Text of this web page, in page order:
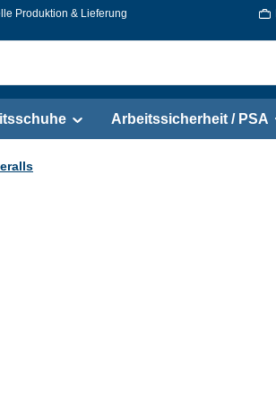
Produktion & Lieferung
Arbeitssicherheit / PSA